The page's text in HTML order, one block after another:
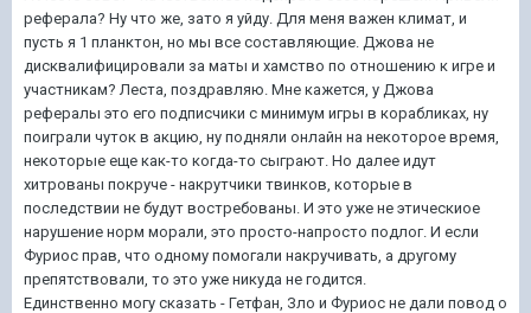
реферала? Ну что же, зато я уйду. Для меня важен климат, и
пусть я 1 планктон, но мы все составляющие. Джова не
дисквалифицировали за маты и хамство по отношению к игре и
участникам? Леста, поздравляю. Мне кажется, у Джова
рефералы это его подписчики с минимум игры в корабликах, ну
поиграли чуток в акцию, ну подняли онлайн на некоторое время,
некоторые еще как-то когда-то сыграют. Но далее идут
хитрованы покруче - накрутчики твинков, которые в
последствии не будут востребованы. И это уже не этическиое
нарушение норм морали, это просто-напросто подлог. И если
Фуриос прав, что одному помогали накручивать, а другому
препятствовали, то это уже никуда не годится.
Единственно могу сказать - Гетфан, Зло и Фуриос не дали повод о